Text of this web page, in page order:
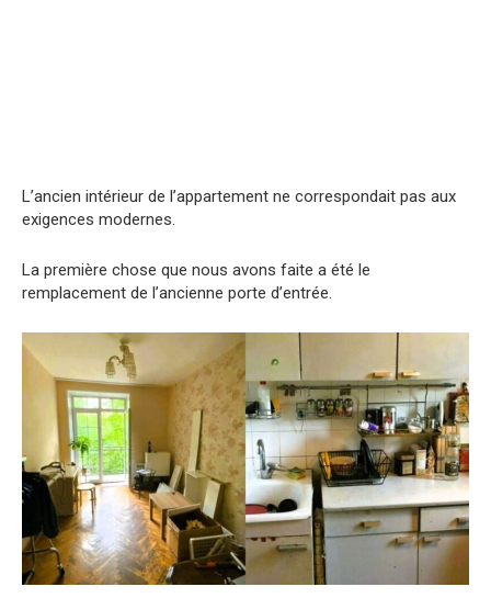
L’ancien intérieur de l’appartement ne correspondait pas aux
exigences modernes.
La première chose que nous avons faite a été le
remplacement de l’ancienne porte d’entrée.